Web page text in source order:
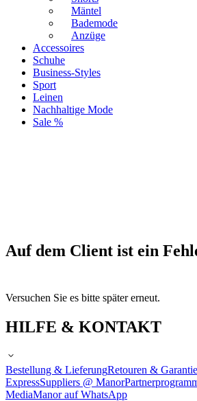
Mäntel
Bademode
Anzüge
Accessoires
Schuhe
Business-Styles
Sport
Leinen
Nachhaltige Mode
Sale %
Auf dem Client ist ein
Versuchen Sie es bitte später erneut.
HILFE & KONTAKT
Bestellung & LieferungRetouren & Garantie
ExpressSuppliers @ Manor
MediaManor auf WhatsApp